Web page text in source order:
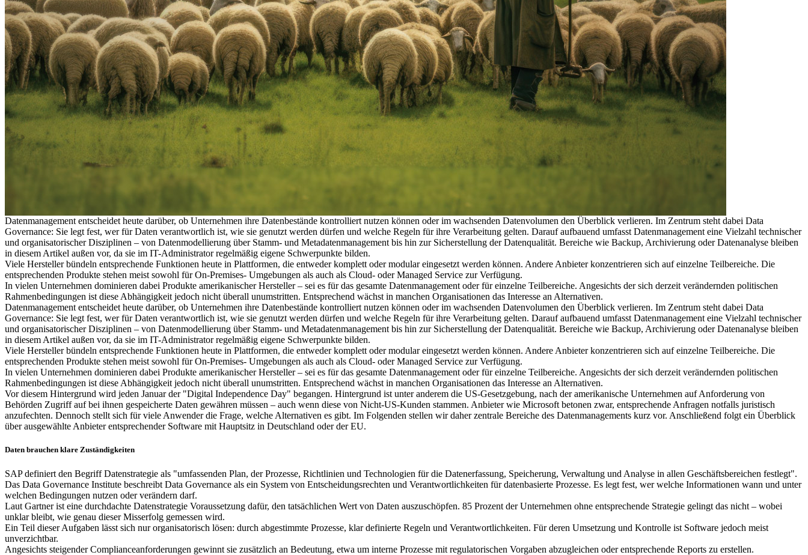
Datenmanagement entscheidet heute darüber, ob Unternehmen ihre Datenbestände kontrolliert nutzen können oder im wachsenden Datenvolumen den Überblick verlieren. Im Zentrum steht dabei Data
Governance: Sie legt fest, wer für Daten verantwortlich ist, wie sie genutzt werden dürfen und welche Regeln für ihre Verarbeitung gelten. Darauf aufbauend umfasst Datenmanagement eine Vielzahl technischer
und organisatorischer Disziplinen – von Datenmodellierung über Stamm- und Metadatenmanagement bis hin zur Sicherstellung der Datenqualität. Bereiche wie Backup, Archivierung oder Datenanalyse bleiben
in diesem Artikel außen vor, da sie im IT-Administrator regelmäßig eigene Schwerpunkte bilden.
Viele Hersteller bündeln entsprechende Funktionen heute in Plattformen, die entweder komplett oder modular eingesetzt werden können. Andere Anbieter konzentrieren sich auf einzelne Teilbereiche. Die
entsprechenden Produkte stehen meist sowohl für On-Premises- Umgebungen als auch als Cloud- oder Managed Service zur Verfügung.
In vielen Unternehmen dominieren dabei Produkte amerikanischer Hersteller – sei es für das gesamte Datenmanagement oder für einzelne Teilbereiche. Angesichts der sich derzeit verändernden politischen
Rahmenbedingungen ist diese Abhängigkeit jedoch nicht überall unumstritten. Entsprechend wächst in manchen Organisationen das Interesse an Alternativen.
Datenmanagement entscheidet heute darüber, ob Unternehmen ihre Datenbestände kontrolliert nutzen können oder im wachsenden Datenvolumen den Überblick verlieren. Im Zentrum steht dabei Data
Governance: Sie legt fest, wer für Daten verantwortlich ist, wie sie genutzt werden dürfen und welche Regeln für ihre Verarbeitung gelten. Darauf aufbauend umfasst Datenmanagement eine Vielzahl technischer
und organisatorischer Disziplinen – von Datenmodellierung über Stamm- und Metadatenmanagement bis hin zur Sicherstellung der Datenqualität. Bereiche wie Backup, Archivierung oder Datenanalyse bleiben
in diesem Artikel außen vor, da sie im IT-Administrator regelmäßig eigene Schwerpunkte bilden.
Viele Hersteller bündeln entsprechende Funktionen heute in Plattformen, die entweder komplett oder modular eingesetzt werden können. Andere Anbieter konzentrieren sich auf einzelne Teilbereiche. Die
entsprechenden Produkte stehen meist sowohl für On-Premises- Umgebungen als auch als Cloud- oder Managed Service zur Verfügung.
In vielen Unternehmen dominieren dabei Produkte amerikanischer Hersteller – sei es für das gesamte Datenmanagement oder für einzelne Teilbereiche. Angesichts der sich derzeit verändernden politischen
Rahmenbedingungen ist diese Abhängigkeit jedoch nicht überall unumstritten. Entsprechend wächst in manchen Organisationen das Interesse an Alternativen.
Vor diesem Hintergrund wird jeden Januar der "Digital Independence Day" begangen. Hintergrund ist unter anderem die US-Gesetzgebung, nach der amerikanische Unternehmen auf Anforderung von
Behörden Zugriff auf bei ihnen gespeicherte Daten gewähren müssen – auch wenn diese von Nicht-US-Kunden stammen. Anbieter wie Microsoft betonen zwar, entsprechende Anfragen notfalls juristisch
anzufechten. Dennoch stellt sich für viele Anwender die Frage, welche Alternativen es gibt. Im Folgenden stellen wir daher zentrale Bereiche des Datenmanagements kurz vor. Anschließend folgt ein Überblick
über ausgewählte Anbieter entsprechender Software mit Hauptsitz in Deutschland oder der EU.
Daten brauchen klare Zuständigkeiten
SAP definiert den Begriff Datenstrategie als "umfassenden Plan, der Prozesse, Richtlinien und Technologien für die Datenerfassung, Speicherung, Verwaltung und Analyse in allen Geschäftsbereichen festlegt".
Das Data Governance Institute beschreibt Data Governance als ein System von Entscheidungsrechten und Verantwortlichkeiten für datenbasierte Prozesse. Es legt fest, wer welche Informationen wann und unter
welchen Bedingungen nutzen oder verändern darf.
Laut Gartner ist eine durchdachte Datenstrategie Voraussetzung dafür, den tatsächlichen Wert von Daten auszuschöpfen. 85 Prozent der Unternehmen ohne entsprechende Strategie gelingt das nicht – wobei
unklar bleibt, wie genau dieser Misserfolg gemessen wird.
Ein Teil dieser Aufgaben lässt sich nur organisatorisch lösen: durch abgestimmte Prozesse, klar definierte Regeln und Verantwortlichkeiten. Für deren Umsetzung und Kontrolle ist Software jedoch meist
unverzichtbar.
Angesichts steigender Complianceanforderungen gewinnt sie zusätzlich an Bedeutung, etwa um interne Prozesse mit regulatorischen Vorgaben abzugleichen oder entsprechende Reports zu erstellen.